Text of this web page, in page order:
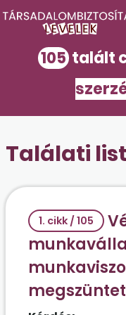
105 talált
Találati
1. cikk / 105